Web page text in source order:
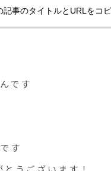
記事のタイトルとURLをコ
です
す